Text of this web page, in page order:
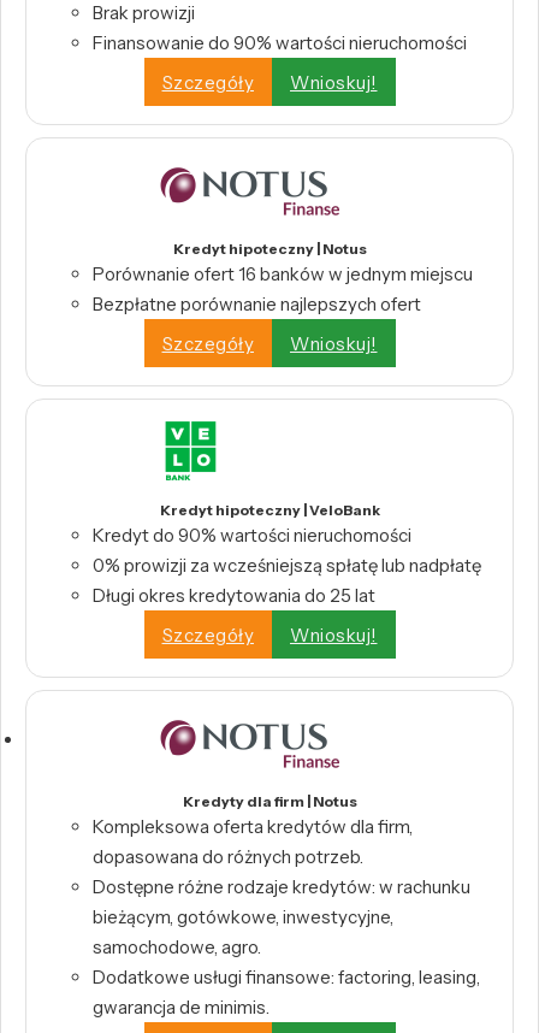
Brak prowizji
Finansowanie do 90% wartości nieruchomości
Szczegóły
Wnioskuj!
Kredyt hipoteczny | Notus
Porównanie ofert 16 banków w jednym miejscu
Bezpłatne porównanie najlepszych ofert
Szczegóły
Wnioskuj!
Kredyt hipoteczny | VeloBank
Kredyt do 90% wartości nieruchomości
0% prowizji za wcześniejszą spłatę lub nadpłatę
Długi okres kredytowania do 25 lat
Szczegóły
Wnioskuj!
Kredyty dla firm | Notus
Kompleksowa oferta kredytów dla firm,
dopasowana do różnych potrzeb.
Dostępne różne rodzaje kredytów: w rachunku
bieżącym, gotówkowe, inwestycyjne,
samochodowe, agro.
Dodatkowe usługi finansowe: factoring, leasing,
gwarancja de minimis.